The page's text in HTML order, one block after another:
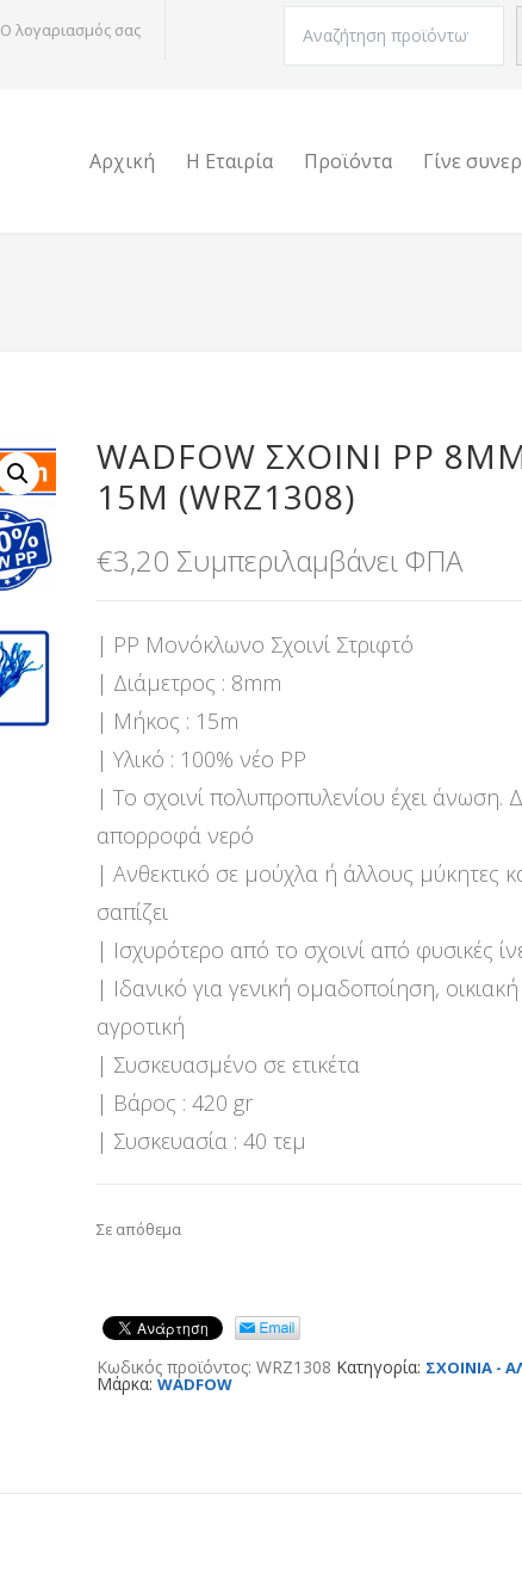
Ο λογαριασμός σας
Αναζήτηση
Αρχική Η Εταιρία Προϊόντα Γίνε
WADFOW ΣΧΟΙΝΙ ΡΡ
15M (WRZ1308)
€3,20 Συμπεριλαμβάνει ΦΠΑ
| ΡΡ Μονόκλωνο Σχοινί Στριφτό
| Διάμετρος : 8mm
| Μήκος : 15m
| Υλικό : 100% νέο PP
| Το σχοινί πολυπροπυλενίου έχει άνωση.
απορροφά νερό
| Ανθεκτικό σε μούχλα ή άλλους μύκητες
σαπίζει
| Ισχυρότερο από το σχοινί από φυσικές
| Ιδανικό για γενική ομαδοποίηση, οικιακή
αγροτική
| Συσκευασμένο σε ετικέτα
| Βάρος : 420 gr
| Συσκευασία : 40 τεμ
Σε απόθεμα
Κωδικός προϊόντος:WRZ1308 Κατηγορία: ΣΧΟΙΝΙΑ -
Μάρκα:WADFOW